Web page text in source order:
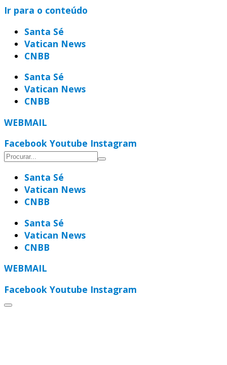
Ir para o conteúdo
Santa Sé
Vatican News
CNBB
Santa Sé
Vatican News
CNBB
WEBMAIL
Facebook Youtube Instagram
Santa Sé
Vatican News
CNBB
Santa Sé
Vatican News
CNBB
WEBMAIL
Facebook Youtube Instagram